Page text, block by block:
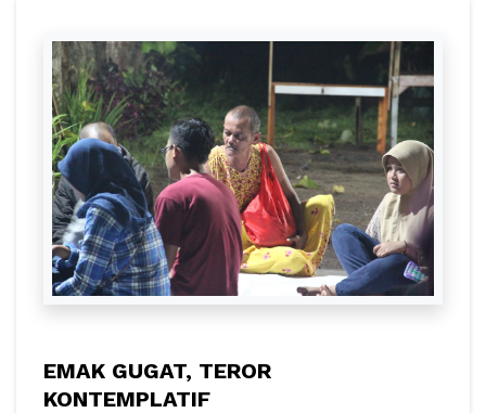
EMAK GUGAT, TEROR
KONTEMPLATIF